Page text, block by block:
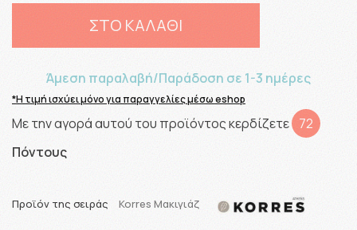
ΣΤΟ ΚΑΛΑΘΙ
Άμεση παραλαβή/Παράδοση σε 1-3 ημέρες
*Η τιμή ισχύει μόνο για παραγγελίες μέσω eshop
Με την αγορά αυτού του προϊόντος κερδίζετε 72
Πόντους
Προϊόν της σειράς Korres Μακιγιάζ